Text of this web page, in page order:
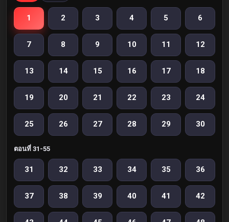
1 2 3 4 5 6
7 8 9 10 11 12
13 14 15 16 17 18
19 20 21 22 23 24
25 26 27 28 29 30
ตอนที่ 31-55
31 32 33 34 35 36
37 38 39 40 41 42